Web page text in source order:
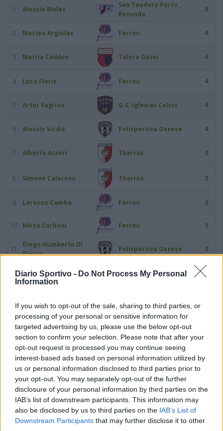
Diario Sportivo - Do Not Process My Personal
Information
If you wish to opt-out of the sale, sharing to third parties, or
processing of your personal or sensitive information for
targeted advertising by us, please use the below opt-out
section to confirm your selection. Please note that after your
opt-out request is processed you may continue seeing
interest-based ads based on personal information utilized by
us or personal information disclosed to third parties prior to
your opt-out. You may separately opt-out of the further
disclosure of your personal information by third parties on the
IAB’s list of downstream participants. This information may
also be disclosed by us to third parties on the IAB’s List of
Downstream Participants that may further disclose it to other
1 Alessio Mulas
San Teodoro Porto
Rotondo
8
2 Matteo Argiolas Ferrini 4
3 Mattia Caddeo Taloro Gavoi 4
4 Luca Floris Ferrini 4
5 Artur Sagitov G.S. Iglesias Calcio 4
6 Alessio Virdis Polisportiva Ossese 4
7 Alberto Atzori Tharros 3
8 Simone Calaresu Tharros 3
9 Lorenzo Camba Ferrini 3
10 Mirco Carboni Ferrini 3
11
Diego Humberto Di
Pietro
Polisportiva Ossese 3
12 Alessio Figos Ferrini 3
14 Victory Igene Villasimius
Nicolas Maitini Ilvamaddalena 1903
16 Daniele Orro Ghilarza
17 Samuele Pinna Polisportiva Ossese 3
18 Federico Porru Ferrini